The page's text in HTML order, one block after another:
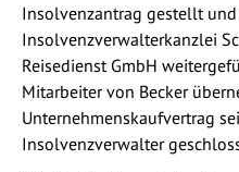
Insolvenzantrag gestellt
Insolvenzverwalterkanzlei
Reisedienst GmbH
Mitarbeiter von Becker
Unternehmenskaufvertrag
Insolvenzverwalter